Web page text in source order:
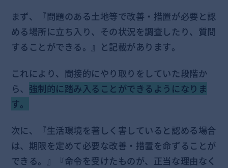
まず、『問題のある土地等で改善・措置が必要と認
める場所に立ち入り、その状況を調査したり、質問
することができる。』と記載があります。
これにより、間接的にやり取りをしていた段階か
ら、 強制的に踏み入ることができるようになりま
す。
次に、『生活環境を著しく害していると認める場合
は、期限を定めて必要な改善・措置を命ずることが
できる。』『命令を受けたものが、正当な理由なく